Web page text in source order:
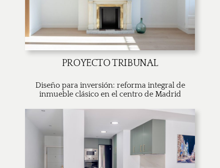
PROYECTO TRIBUNAL
Diseño para inversión: reforma integral de
inmueble clásico en el centro de Madrid